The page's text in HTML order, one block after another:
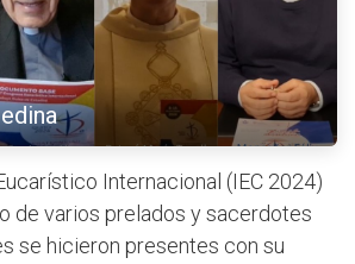
Internacional (IEC 2024)
de varios prelados y sacerdotes
se hicieron presentes con su